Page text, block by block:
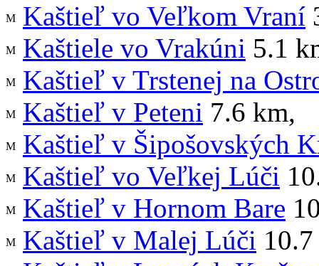
Kaštieľ vo Veľkom Vraní
Kaštiele vo Vrakúni 5.1
Kaštieľ v Trstenej na
Kaštieľ v Peteni 7.6 km,
Kaštieľ v Šipošovských
Kaštieľ vo Veľkej Lúči
Kaštieľ v Hornom Bare
Kaštieľ v Malej Lúči